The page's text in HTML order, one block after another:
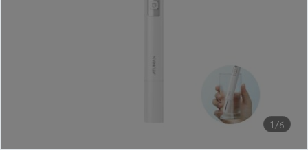
1/6